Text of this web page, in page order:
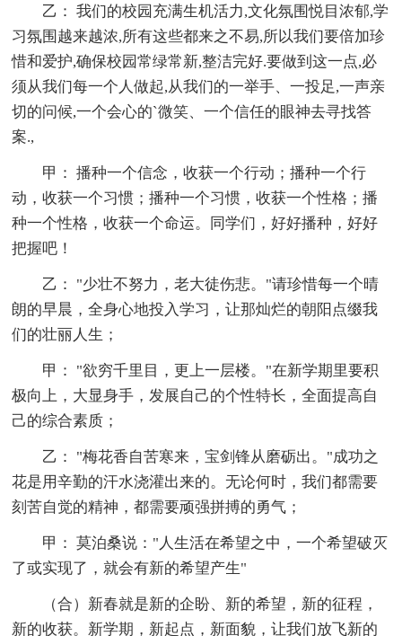
乙： 我们的校园充满生机活力,文化氛围悦目浓郁,学
习氛围越来越浓,所有这些都来之不易,所以我们要倍加珍
惜和爱护,确保校园常绿常新,整洁完好.要做到这一点,必
须从我们每一个人做起,从我们的一举手、一投足,一声亲
切的问候,一个会心的`微笑、一个信任的眼神去寻找答
案.,
甲： 播种一个信念，收获一个行动；播种一个行
动，收获一个习惯；播种一个习惯，收获一个性格；播
种一个性格，收获一个命运。同学们，好好播种，好好
把握吧！
乙： "少壮不努力，老大徒伤悲。"请珍惜每一个晴
朗的早晨，全身心地投入学习，让那灿烂的朝阳点缀我
们的壮丽人生；
甲： "欲穷千里目，更上一层楼。"在新学期里要积
极向上，大显身手，发展自己的个性特长，全面提高自
己的综合素质；
乙： "梅花香自苦寒来，宝剑锋从磨砺出。"成功之
花是用辛勤的汗水浇灌出来的。无论何时，我们都需要
刻苦自觉的精神，都需要顽强拼搏的勇气；
甲： 莫泊桑说："人生活在希望之中，一个希望破灭
了或实现了，就会有新的希望产生"
（合）新春就是新的企盼、新的希望，新的征程，
新的收获。新学期，新起点，新面貌，让我们放飞新的